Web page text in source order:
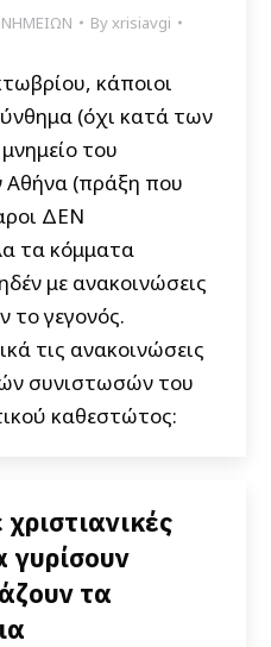
Byxrisiavgi
κάποιοι
(όχι κατά των
του
(πράξη που
ΔΕΝ
τα κόμματα
με ανακοινώσεις
το γεγονός.
τις ανακοινώσεις
συνιστωσών του
καθεστώτος:
γυρίσουν
τα